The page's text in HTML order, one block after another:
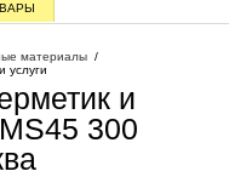
материалы /
услуги
и
300